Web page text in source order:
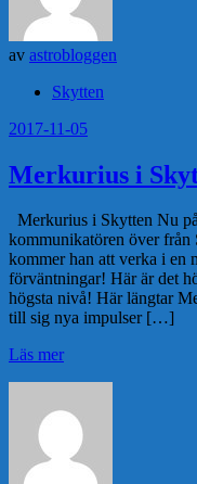
av astrobloggen
Skytten
2017-11-05
Merkurius i
Merkurius i Skytten Nu
kommunikatören över
kommer han att verka i en
förväntningar! Här är det
högsta nivå! Här längtar
till sig nya impulser […]
Läs mer